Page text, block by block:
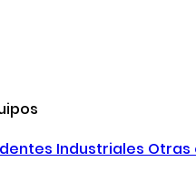
Industriales Otras